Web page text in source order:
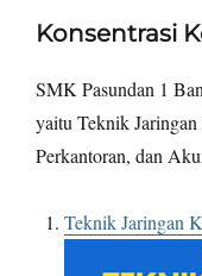
Global
Konsentrasi
SMK Pasundan 1
yaitu Teknik
Perkantoran, dan
Teknik Jaringan